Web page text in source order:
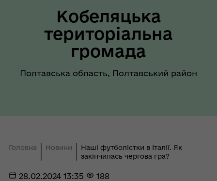
Кобеляцька
територіальна
громада
Полтавська область, Полтавський район
Головна Новини
Наші футболістки в Італії. Як
закінчилась чергова гра?
28.02.2024 13:35 188